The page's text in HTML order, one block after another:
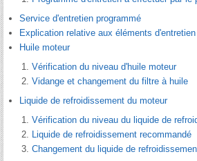
Service d'entretien programmé
Explication relative aux éléments
Huile moteur
Vérification du niveau d'huile moteur
Vidange et changement du filtre à huile
Liquide de refroidissement du moteur
Vérification du niveau du liquide de
Liquide de refroidissement recommandé
Changement du liquide de